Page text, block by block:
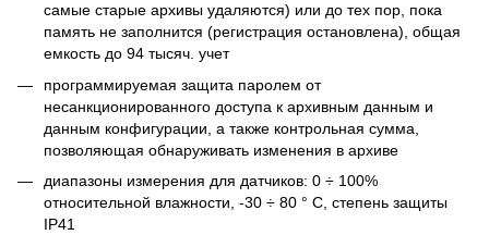
самые старые архивы удаляются) или до тех пор, пока
память не заполнится (регистрация остановлена), общая
емкость до 94 тысяч. учет
программируемая защита паролем от
несанкционированного доступа к архивным данным и
данным конфигурации, а также контрольная сумма,
позволяющая обнаруживать изменения в архиве
диапазоны измерения для датчиков: 0 ÷ 100%
относительной влажности, -30 ÷ 80 ° C, степень защиты
IP41